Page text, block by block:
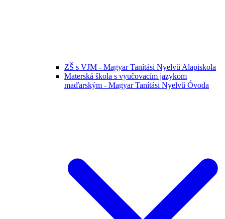
ZŠ s VJM - Magyar Tanítási Nyelvű Alapiskola
Materská škola s vyučovacím jazykom
maďarským - Magyar Tanítási Nyelvű Óvoda